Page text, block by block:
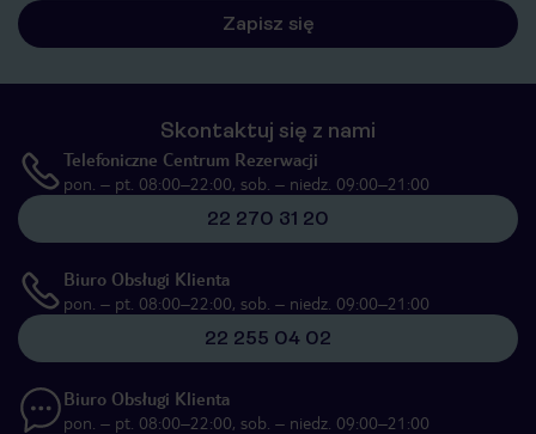
Zapisz się
Skontaktuj się z nami
Telefoniczne Centrum Rezerwacji
pon. – pt. 08:00–22:00, sob. – niedz. 09:00–21:00
22 270 31 20
Biuro Obsługi Klienta
pon. – pt. 08:00–22:00, sob. – niedz. 09:00–21:00
22 255 04 02
Biuro Obsługi Klienta
pon. – pt. 08:00–22:00, sob. – niedz. 09:00–21:00